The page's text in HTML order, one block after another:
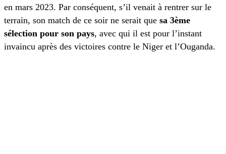
en mars 2023. Par conséquent, s’il venait à rentrer sur le
terrain, son match de ce soir ne serait que sa 3ème
sélection pour son pays, avec qui il est pour l’instant
invaincu après des victoires contre le Niger et l’Ouganda.